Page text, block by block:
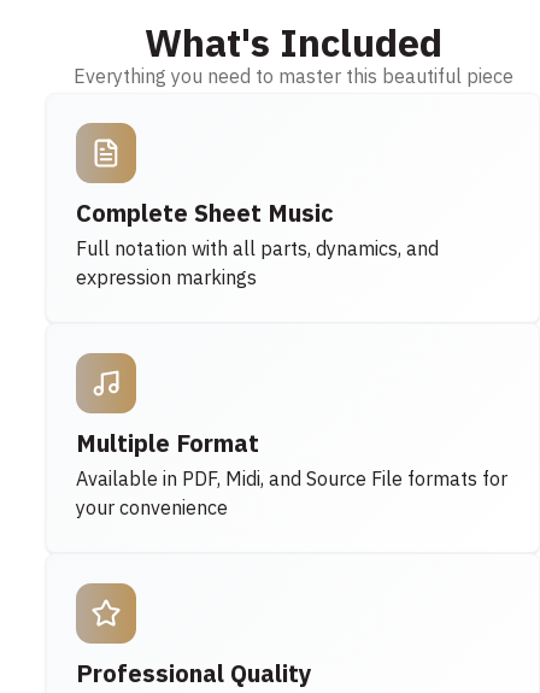
What's Included
Everything you need to master this beautiful piece
Complete Sheet Music
Full notation with all parts, dynamics, and
expression markings
Multiple Format
Available in PDF, Midi, and Source File formats for
your convenience
Professional Quality